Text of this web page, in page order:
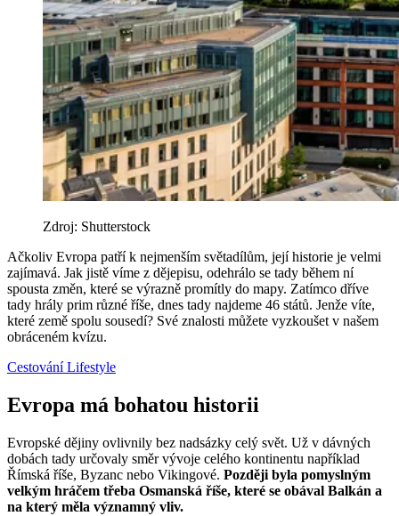
Zdroj: Shutterstock
Ačkoliv Evropa patří k nejmenším světadílům, její historie je velmi
zajímavá. Jak jistě víme z dějepisu, odehrálo se tady během ní
spousta změn, které se výrazně promítly do mapy. Zatímco dříve
tady hrály prim různé říše, dnes tady najdeme 46 států. Jenže víte,
které země spolu sousedí? Své znalosti můžete vyzkoušet v našem
obráceném kvízu.
CestováníLifestyle
Evropa má bohatou historii
Evropské dějiny ovlivnily bez nadsázky celý svět. Už v dávných
dobách tady určovaly směr vývoje celého kontinentu například
Římská říše, Byzanc nebo Vikingové. Později byla pomyslným
velkým hráčem třeba Osmanská říše, které se obával Balkán a
na který měla významný vliv.